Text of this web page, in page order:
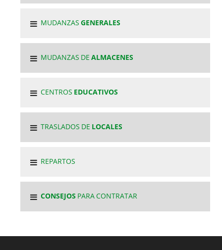
MUDANZASGENERALES
MUDANZAS DEALMACENES
CENTROS EDUCATIVOS
TRASLADOS DE LOCALES
REPARTOS
CONSEJOS PARA CONTRATAR